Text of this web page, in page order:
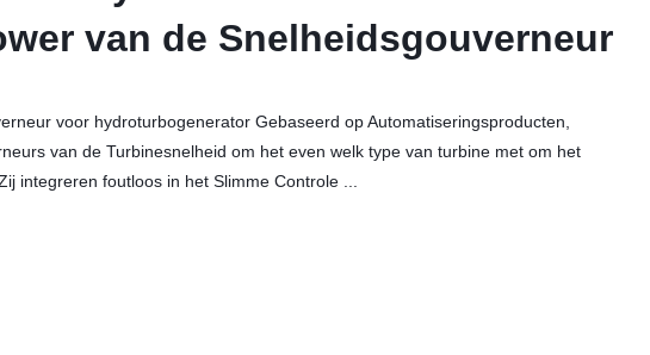
van de Snelheidsgouverneur
van de Snelheidsgouverneur
voor hydroturbogenerator Gebaseerd op Automatiseringsproducten,
van de Turbinesnelheid om het even welk type van turbine met om het
integreren foutloos in het Slimme Controle ...